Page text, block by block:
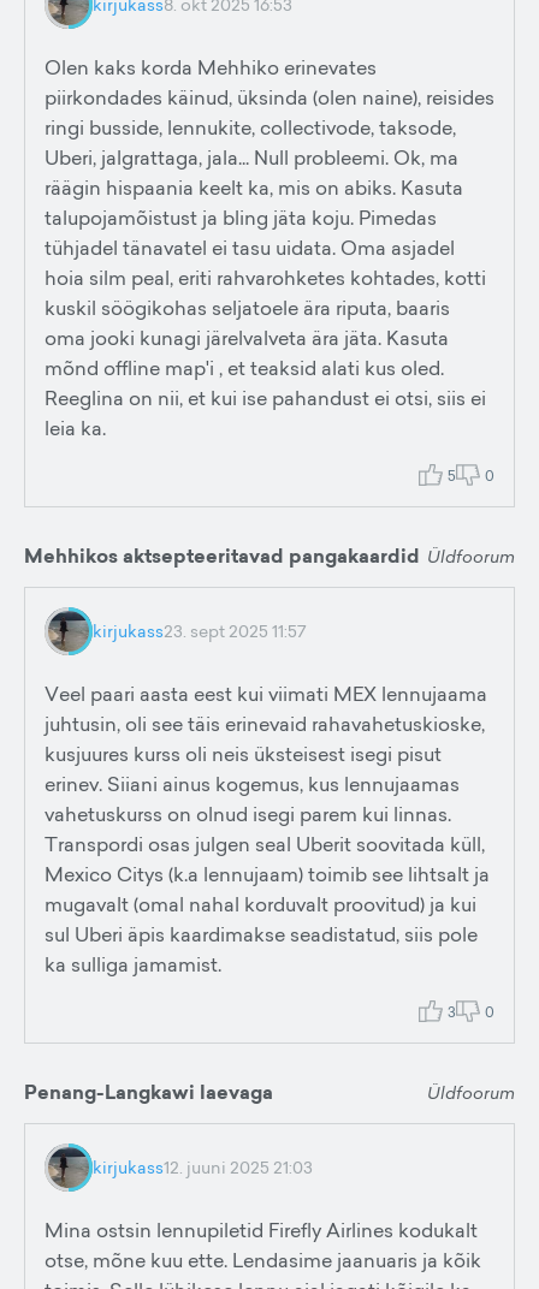
Olen kaks korda Mehhiko erinevates
piirkondades käinud, üksinda (olen naine), reisides
ringi busside, lennukite, collectivode, taksode,
Uberi, jalgrattaga, jala... Null probleemi. Ok, ma
räägin hispaania keelt ka, mis on abiks. Kasuta
talupojamõistust ja bling jäta koju. Pimedas
tühjadel tänavatel ei tasu uidata. Oma asjadel
hoia silm peal, eriti rahvarohketes kohtades, kotti
kuskil söögikohas seljatoele ära riputa, baaris
oma jooki kunagi järelvalveta ära jäta. Kasuta
mõnd offline map'i , et teaksid alati kus oled.
Reeglina on nii, et kui ise pahandust ei otsi, siis ei
leia ka.
5 0
Mehhikos aktsepteeritavad pangakaardid Üldfoorum
kirjukass23. sept 2025 11:57
Veel paari aasta eest kui viimati MEX lennujaama
juhtusin, oli see täis erinevaid rahavahetuskioske,
kusjuures kurss oli neis üksteisest isegi pisut
erinev. Siiani ainus kogemus, kus lennujaamas
vahetuskurss on olnud isegi parem kui linnas.
Transpordi osas julgen seal Uberit soovitada küll,
Mexico Citys (k.a lennujaam) toimib see lihtsalt ja
mugavalt (omal nahal korduvalt proovitud) ja kui
sul Uberi äpis kaardimakse seadistatud, siis pole
ka sulliga jamamist.
3 0
Penang-Langkawi laevaga Üldfoorum
kirjukass12. juuni 2025 21:03
Mina ostsin lennupiletid Firefly Airlines kodukalt
otse, mõne kuu ette. Lendasime jaanuaris ja kõik